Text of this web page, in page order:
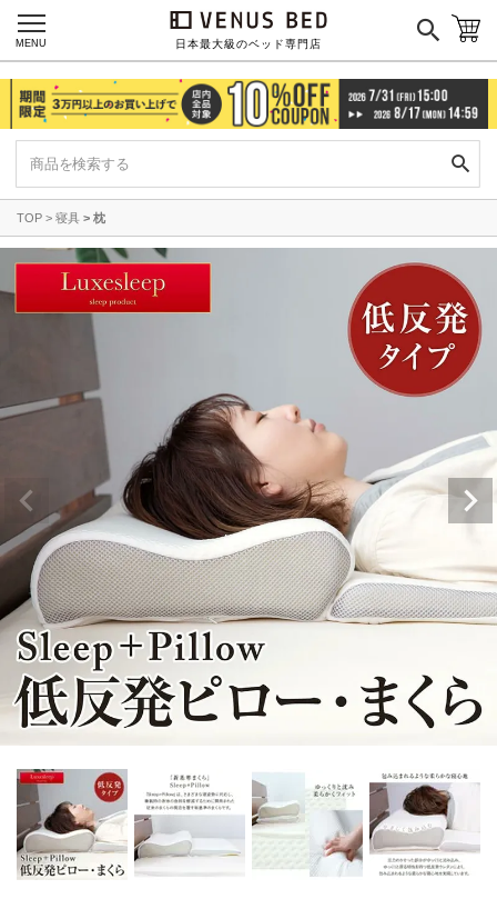
日本最大級のベッド専門店
MENU
TOP 寝具 枕